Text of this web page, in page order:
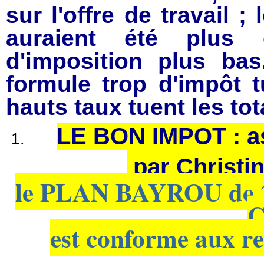
sur l'offre de travail ;
auraient été plus
d'imposition plus
formule trop d'impôt
hauts taux tuent les
LE BON IMPOT :
par
le PLAN BAYROU
est conforme aux